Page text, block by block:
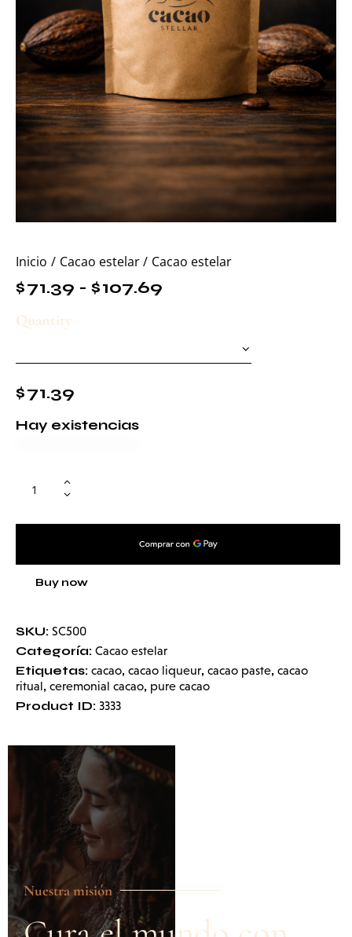
Inicio Cacao estelar Cacao estelar
$71.39 - $107.69
Quantity
$71.39
Hay existencias
Buy now
SKU: SC500
Categoría: Cacao estelar
Etiquetas: cacao, cacao liqueur, cacao paste, cacao
ritual, ceremonial cacao, pure cacao
Product ID: 3333
Nuestra misión